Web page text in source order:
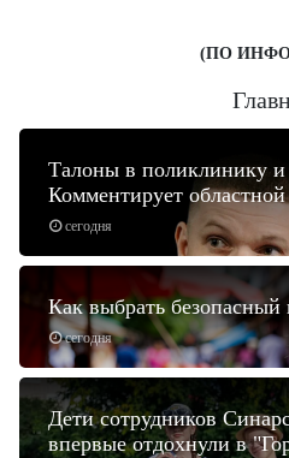
(ПО
сегодня
Талоны в поликлинику и
Комментирует
сегодня
Как выбрать безопасный
Дети сотрудников
впервые отдохнули в